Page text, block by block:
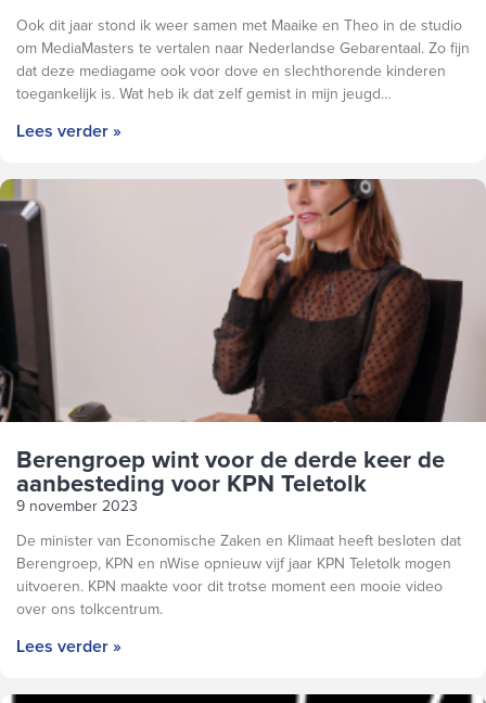
Ook dit jaar stond ik weer samen met Maaike en Theo in de studio
om MediaMasters te vertalen naar Nederlandse Gebarentaal. Zo fijn
dat deze mediagame ook voor dove en slechthorende kinderen
toegankelijk is. Wat heb ik dat zelf gemist in mijn jeugd…
Lees verder »
Berengroep wint voor de derde keer de
aanbesteding voor KPN Teletolk
9 november 2023
De minister van Economische Zaken en Klimaat heeft besloten dat
Berengroep, KPN en nWise opnieuw vijf jaar KPN Teletolk mogen
uitvoeren. KPN maakte voor dit trotse moment een mooie video
over ons tolkcentrum.
Lees verder »